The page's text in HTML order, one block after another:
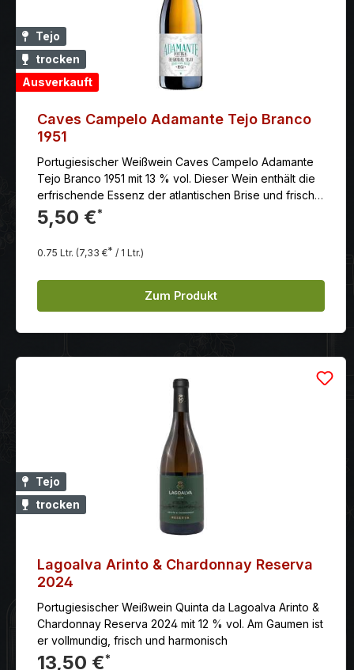
Tejo
trocken
Ausverkauft
Caves Campelo Adamante Tejo Branco
1951
Portugiesischer Weißwein Caves Campelo Adamante
Tejo Branco 1951 mit 13 % vol. Dieser Wein enthält die
erfrischende Essenz der atlantischen Brise und frische,
direkte Noten von Zitrusfrüchten, Steinobst und
geschnittenem Gras. Komplexer Weißwein mit salzigen
Noten und frischer Säure.
5,50 €*
0.75 Ltr. (7,33 €* / 1 Ltr.)
Zum Produkt
Tejo
trocken
Lagoalva Arinto & Chardonnay Reserva
2024
Portugiesischer Weißwein Quinta da Lagoalva Arinto &
Chardonnay Reserva 2024 mit 12 % vol. Am Gaumen ist
er vollmundig, frisch und harmonisch
13,50 €*